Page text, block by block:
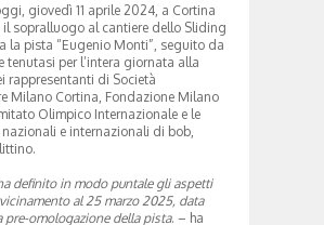
giovedì 11 aprile 2024, a Cortina
il sopralluogo al cantiere dello Sliding
la pista “Eugenio Monti”, seguito da
tenutasi per l’intera giornata alla
rappresentanti di Società
Milano Cortina, Fondazione Milano
Olimpico Internazionale e le
e internazionali di bob,
definito in modo puntale gli aspetti
al 25 marzo 2025, data
pre-omologazione della pista. – ha